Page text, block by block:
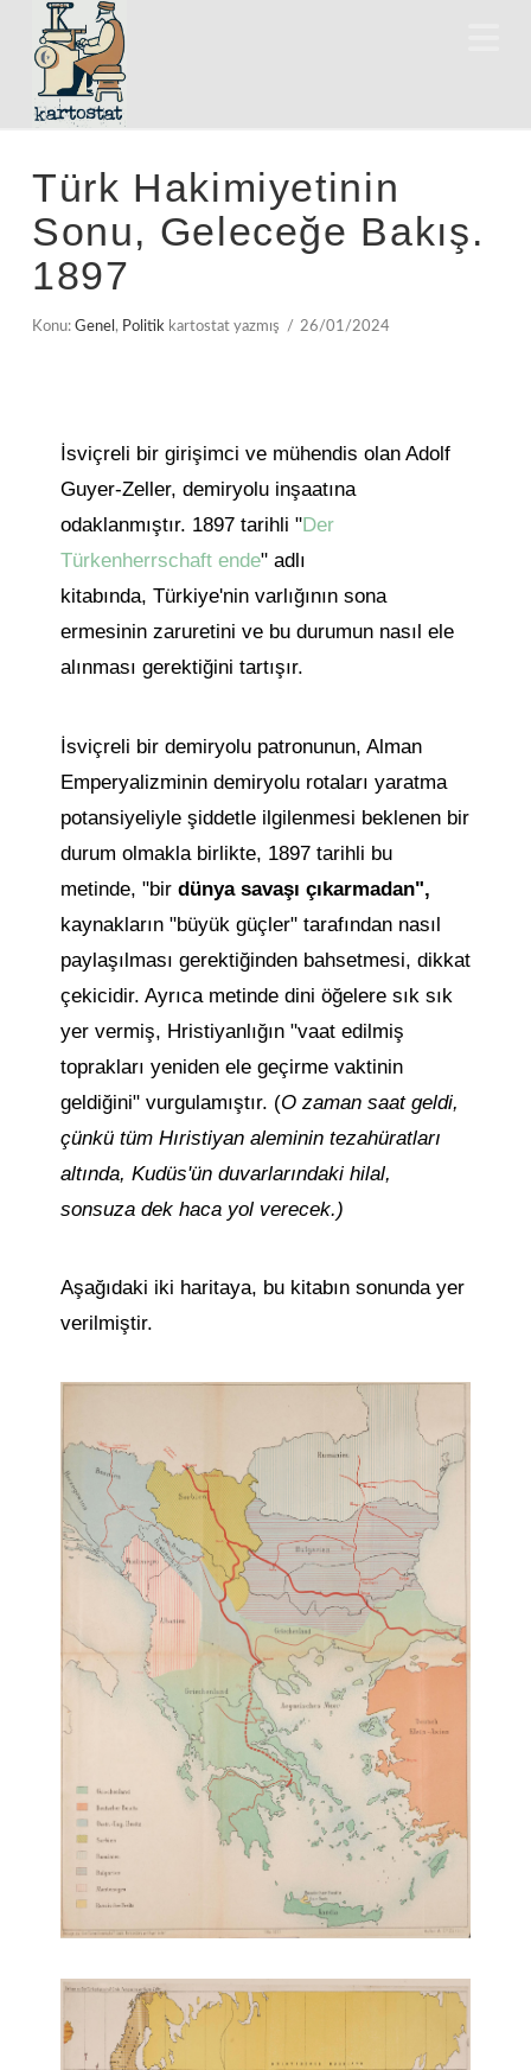
Türk Hakimiyetinin
Sonu, Geleceğe Bakış.
1897
Konu: Genel , Politik kartostat yazmış 26/01/2024
İsviçreli bir girişimci ve mühendis olan Adolf
Guyer-Zeller, demiryolu inşaatına
odaklanmıştır. 1897 tarihli "Der
Türkenherrschaft ende" adlı
kitabında, Türkiye'nin varlığının sona
ermesinin zaruretini ve bu durumun nasıl ele
alınması gerektiğini tartışır.
İsviçreli bir demiryolu patronunun, Alman
Emperyalizminin demiryolu rotaları yaratma
potansiyeliyle şiddetle ilgilenmesi beklenen bir
durum olmakla birlikte, 1897 tarihli bu
metinde, "bir dünya savaşı çıkarmadan",
kaynakların "büyük güçler" tarafından nasıl
paylaşılması gerektiğinden bahsetmesi, dikkat
çekicidir. Ayrıca metinde dini öğelere sık sık
yer vermiş, Hristiyanlığın "vaat edilmiş
toprakları yeniden ele geçirme vaktinin
geldiğini" vurgulamıştır. (O zaman saat geldi,
çünkü tüm Hıristiyan aleminin tezahüratları
altında, Kudüs'ün duvarlarındaki hilal,
sonsuza dek haca yol verecek.)
Aşağıdaki iki haritaya, bu kitabın sonunda yer
verilmiştir.